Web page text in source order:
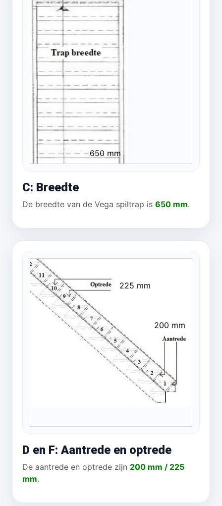
650 mm
C: Breedte
De breedte van de Vega spiltrap is 650 mm.
225 mm
200 mm
D en F: Aantrede en optrede
De aantrede en optrede zijn 200 mm / 225
mm.